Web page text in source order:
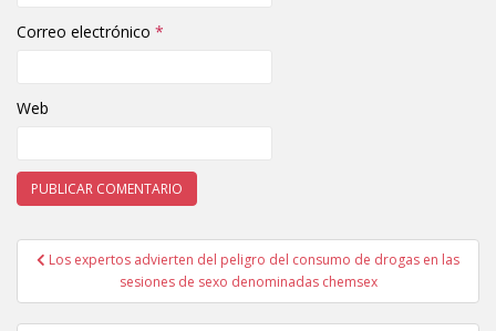
Correo electrónico *
Web
Navegación de entradas
Los expertos advierten del peligro del consumo de drogas en las
sesiones de sexo denominadas chemsex